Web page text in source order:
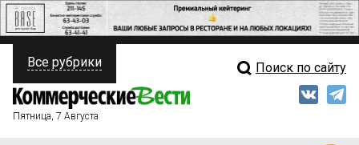
ПОЛИТИКА
ФИНАНСЫ
Свежий выпуск
Все рубрики Поиск по сайту
Пятница, 7 Августа